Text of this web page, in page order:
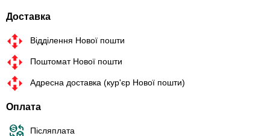
Доставка
Відділення Нової пошти
Поштомат Нової пошти
Адресна доставка (кур'єр Нової пошти)
Оплата
Післяплата